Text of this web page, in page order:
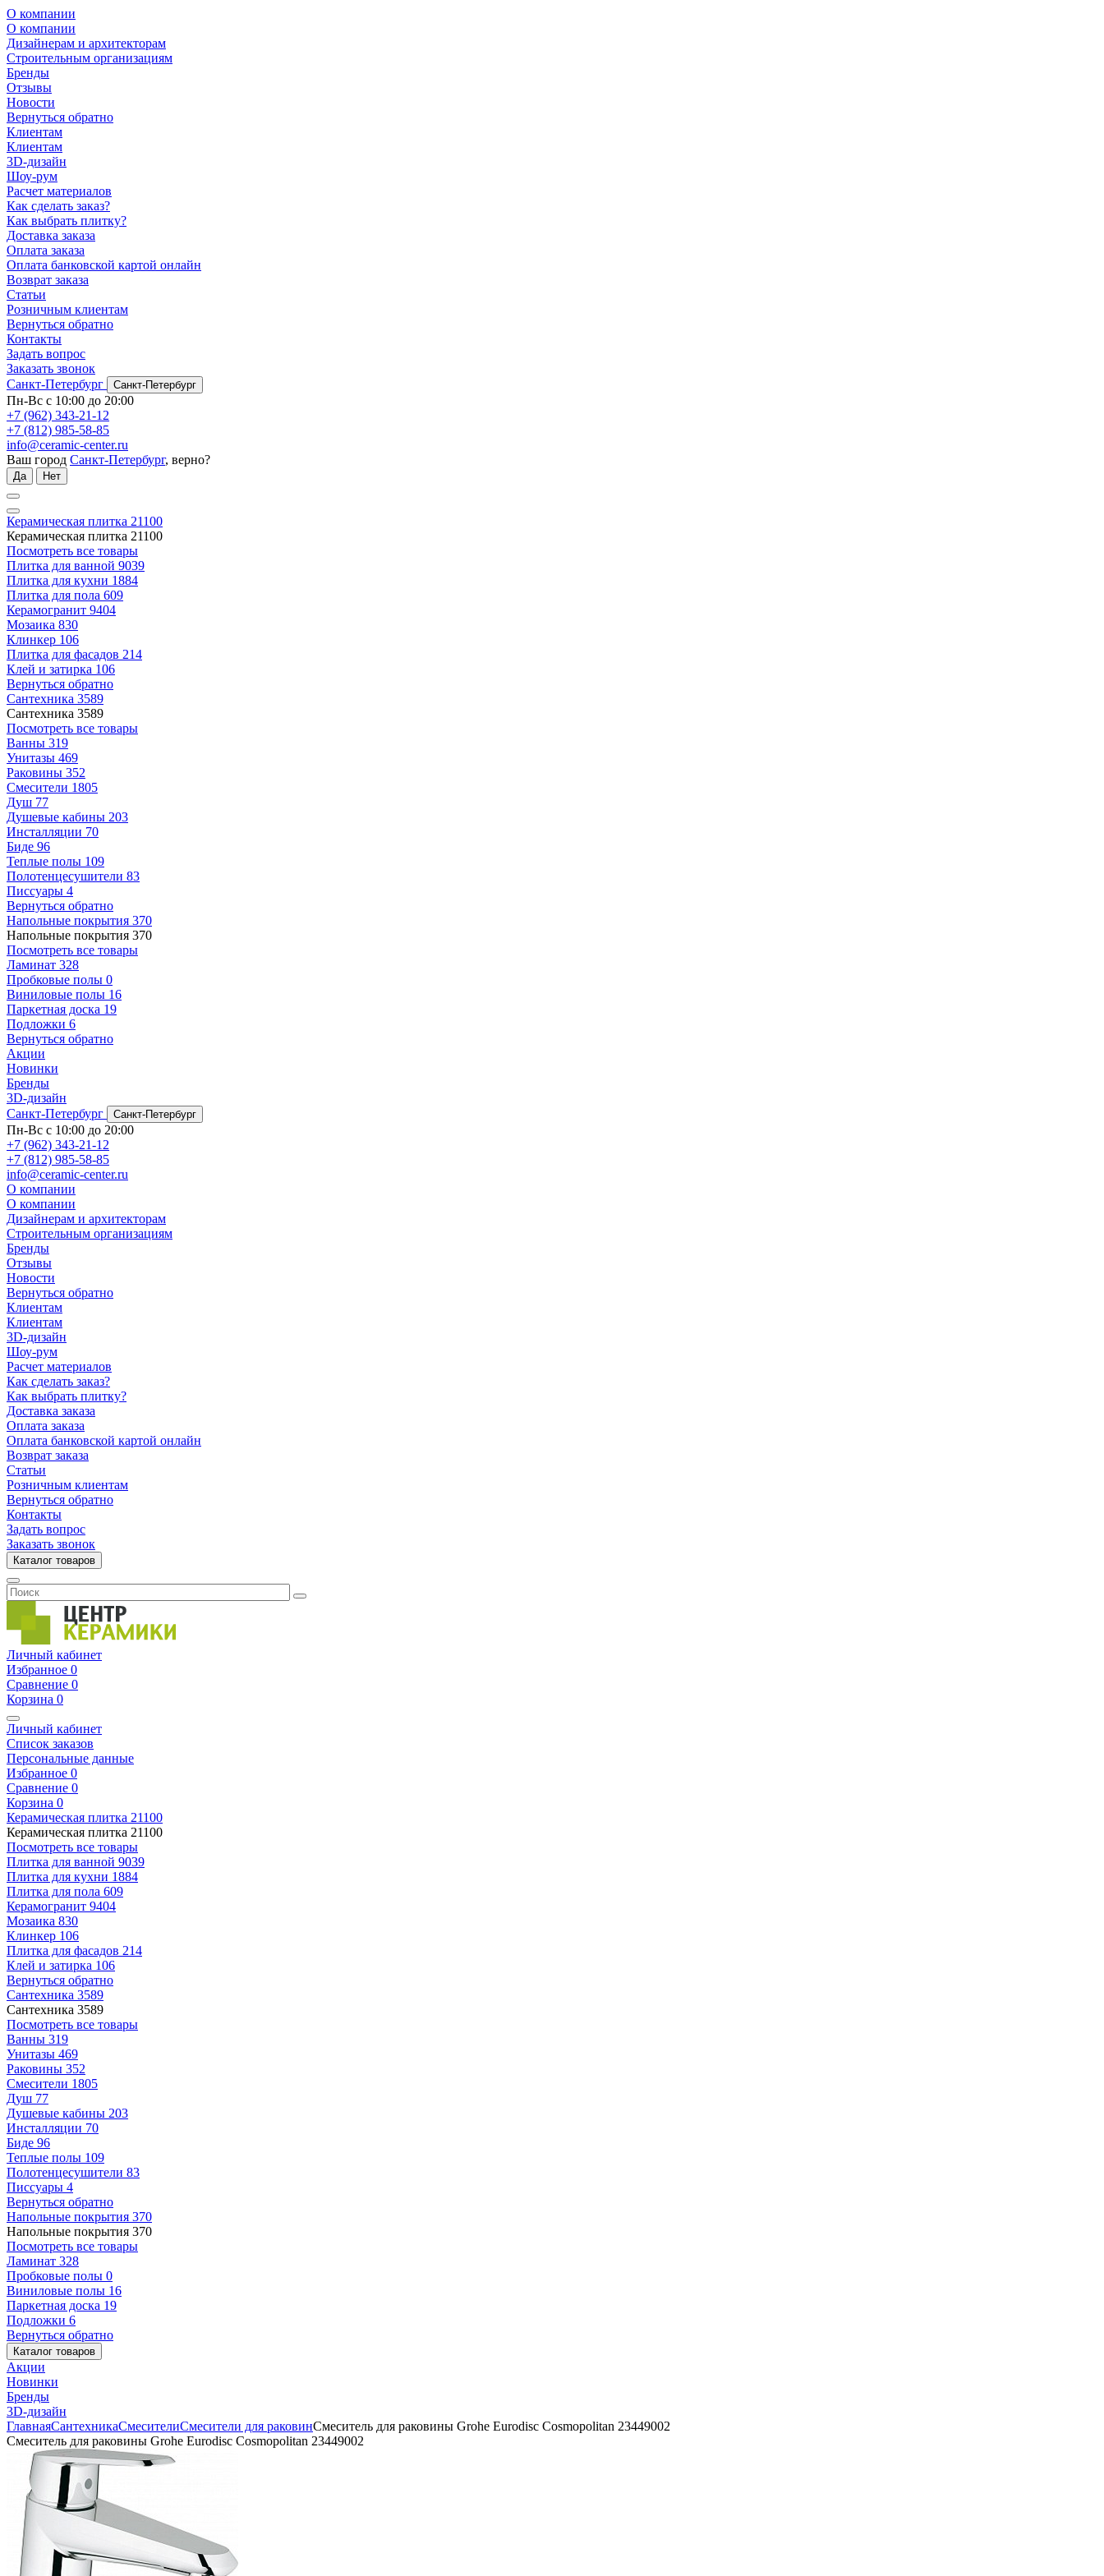
О компании
О компании
Дизайнерам и архитекторам
Строительным организациям
Бренды
Отзывы
Новости
Вернуться обратно
Клиентам
Клиентам
3D-дизайн
Шоу-рум
Расчет материалов
Как сделать заказ?
Как выбрать плитку?
Доставка заказа
Оплата заказа
Оплата банковской картой онлайн
Возврат заказа
Статьи
Розничным клиентам
Вернуться обратно
Контакты
Задать вопрос
Заказать звонок
Санкт-Петербург
Санкт-Петербург
Пн-Вс с 10:00 до 20:00
+7 (962) 343-21-12
+7 (812) 985-58-85
info@ceramic-center.ru
Ваш город Санкт-Петербург, верно?
Да Нет
Керамическая плитка 21100
Керамическая плитка 21100
Посмотреть все товары
Плитка для ванной 9039
Плитка для кухни 1884
Плитка для пола 609
Керамогранит 9404
Мозаика 830
Клинкер 106
Плитка для фасадов 214
Клей и затирка 106
Вернуться обратно
Сантехника 3589
Сантехника 3589
Посмотреть все товары
Ванны 319
Унитазы 469
Раковины 352
Смесители 1805
Душ 77
Душевые кабины 203
Инсталляции 70
Биде 96
Теплые полы 109
Полотенцесушители 83
Писсуары 4
Вернуться обратно
Напольные покрытия 370
Напольные покрытия 370
Посмотреть все товары
Ламинат 328
Пробковые полы 0
Виниловые полы 16
Паркетная доска 19
Подложки 6
Вернуться обратно
Акции
Новинки
Бренды
3D-дизайн
Санкт-Петербург
Санкт-Петербург
Пн-Вс с 10:00 до 20:00
+7 (962) 343-21-12
+7 (812) 985-58-85
info@ceramic-center.ru
О компании
О компании
Дизайнерам и архитекторам
Строительным организациям
Бренды
Отзывы
Новости
Вернуться обратно
Клиентам
Клиентам
3D-дизайн
Шоу-рум
Расчет материалов
Как сделать заказ?
Как выбрать плитку?
Доставка заказа
Оплата заказа
Оплата банковской картой онлайн
Возврат заказа
Статьи
Розничным клиентам
Вернуться обратно
Контакты
Задать вопрос
Заказать звонок
Каталог товаров
Личный кабинет
Избранное 0
Сравнение 0
Корзина 0
Личный кабинет
Список заказов
Персональные данные
Избранное 0
Сравнение 0
Корзина 0
Керамическая плитка 21100
Керамическая плитка 21100
Посмотреть все товары
Плитка для ванной 9039
Плитка для кухни 1884
Плитка для пола 609
Керамогранит 9404
Мозаика 830
Клинкер 106
Плитка для фасадов 214
Клей и затирка 106
Вернуться обратно
Сантехника 3589
Сантехника 3589
Посмотреть все товары
Ванны 319
Унитазы 469
Раковины 352
Смесители 1805
Душ 77
Душевые кабины 203
Инсталляции 70
Биде 96
Теплые полы 109
Полотенцесушители 83
Писсуары 4
Вернуться обратно
Напольные покрытия 370
Напольные покрытия 370
Посмотреть все товары
Ламинат 328
Пробковые полы 0
Виниловые полы 16
Паркетная доска 19
Подложки 6
Вернуться обратно
Каталог товаров
Акции
Новинки
Бренды
3D-дизайн
ГлавнаяСантехникаСмесителиСмесители для раковинСмеситель для раковины Grohe Eurodisc Cosmopolitan 23449002
Смеситель для раковины Grohe Eurodisc Cosmopolitan 23449002